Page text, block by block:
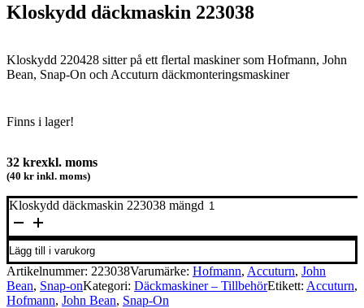
Kloskydd däckmaskin 223038
Kloskydd 220428 sitter på ett flertal maskiner som Hofmann, John
Bean, Snap-On och Accuturn däckmonteringsmaskiner
Finns i lager!
32 krexkl. moms
(40 kr inkl. moms)
Kloskydd däckmaskin 223038 mängd
Lägg till i varukorg
Artikelnummer: 223038Varumärke: Hofmann, Accuturn, John
Bean, Snap-onKategori: Däckmaskiner – TillbehörEtikett: Accuturn,
Hofmann, John Bean, Snap-On